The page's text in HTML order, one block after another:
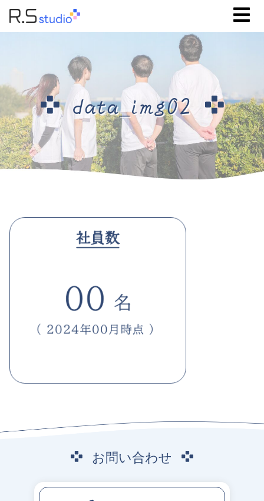
data_img02
お 問 い合わせ